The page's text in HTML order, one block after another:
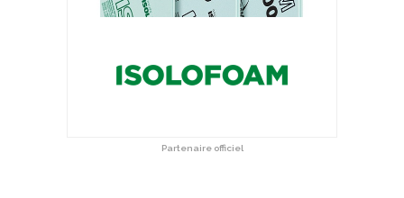
Partenaire officiel